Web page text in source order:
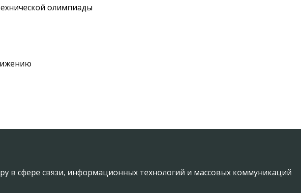
олимпиады
в сфере связи, информационных технологий и массовых коммуникаций